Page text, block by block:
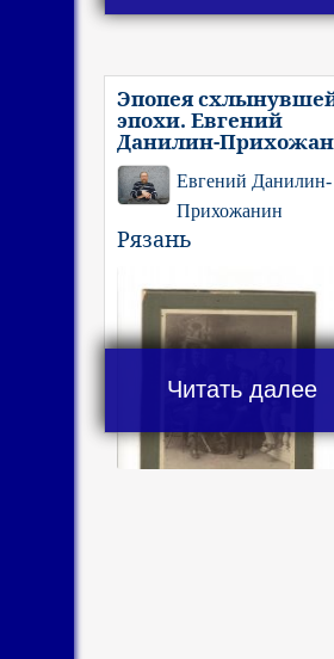
Эпопея
эпохи. Евгений
Данилин-
Евгений Данилин-
Прихожанин
Рязань
Читать далее